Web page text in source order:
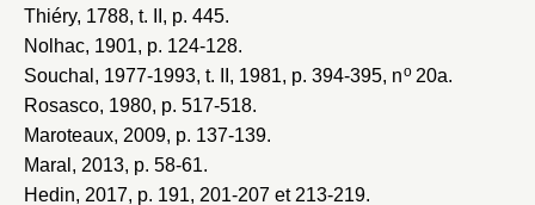
Thiéry, 1788, t. II, p. 445.
Nolhac, 1901, p. 124-128.
Souchal, 1977-1993, t. II, 1981, p. 394-395, no20a.
Rosasco, 1980, p. 517-518.
Maroteaux, 2009, p. 137-139.
Maral, 2013, p. 58-61.
Hedin, 2017, p. 191, 201-207 et 213-219.